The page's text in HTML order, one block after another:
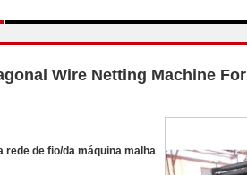
Wire Netting Machine For
rede de fio/da máquina malha